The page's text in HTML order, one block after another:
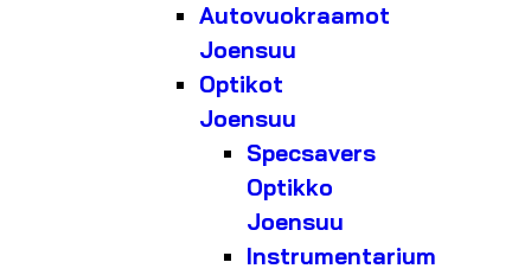
Autovuokraamot
Joensuu
Optikot
Joensuu
Specsavers
Optikko
Joensuu
Instrumentarium